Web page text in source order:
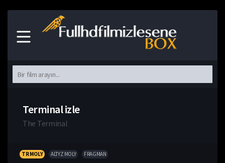
Terminal izle
The Terminal
TR MOLY ALTYZ MOLY FRAGMAN